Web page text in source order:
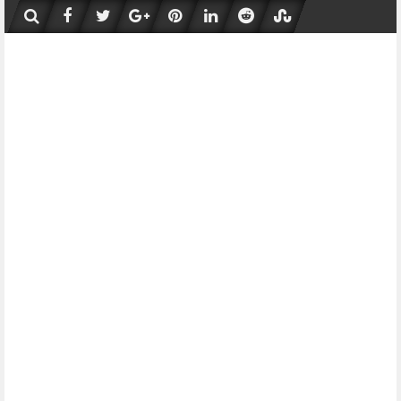
content